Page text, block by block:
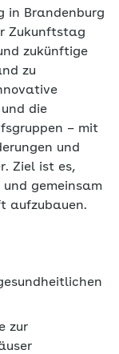
in Brandenburg
Zukunftstag
zukünftige
zu
die
– mit
und
Ziel ist es,
gemeinsam
aufzubauen.
zur